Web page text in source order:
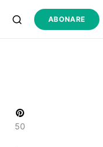
ABONARE
50